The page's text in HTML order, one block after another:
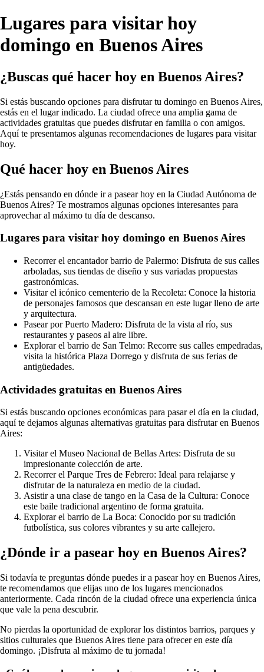
Lugares para visitar hoy
domingo en Buenos Aires
¿Buscas qué hacer hoy en Buenos Aires?
Si estás buscando opciones para disfrutar tu domingo en Buenos Aires,
estás en el lugar indicado. La ciudad ofrece una amplia gama de
actividades gratuitas que puedes disfrutar en familia o con amigos.
Aquí te presentamos algunas recomendaciones de lugares para visitar
hoy.
Qué hacer hoy en Buenos Aires
¿Estás pensando en dónde ir a pasear hoy en la Ciudad Autónoma de
Buenos Aires? Te mostramos algunas opciones interesantes para
aprovechar al máximo tu día de descanso.
Lugares para visitar hoy domingo en Buenos Aires
Recorrer el encantador barrio de Palermo: Disfruta de sus calles
arboladas, sus tiendas de diseño y sus variadas propuestas
gastronómicas.
Visitar el icónico cementerio de la Recoleta: Conoce la historia
de personajes famosos que descansan en este lugar lleno de arte
y arquitectura.
Pasear por Puerto Madero: Disfruta de la vista al río, sus
restaurantes y paseos al aire libre.
Explorar el barrio de San Telmo: Recorre sus calles empedradas,
visita la histórica Plaza Dorrego y disfruta de sus ferias de
antigüedades.
Actividades gratuitas en Buenos Aires
Si estás buscando opciones económicas para pasar el día en la ciudad,
aquí te dejamos algunas alternativas gratuitas para disfrutar en Buenos
Aires:
Visitar el Museo Nacional de Bellas Artes: Disfruta de su
impresionante colección de arte.
Recorrer el Parque Tres de Febrero: Ideal para relajarse y
disfrutar de la naturaleza en medio de la ciudad.
Asistir a una clase de tango en la Casa de la Cultura: Conoce
este baile tradicional argentino de forma gratuita.
Explorar el barrio de La Boca: Conocido por su tradición
futbolística, sus colores vibrantes y su arte callejero.
¿Dónde ir a pasear hoy en Buenos Aires?
Si todavía te preguntas dónde puedes ir a pasear hoy en Buenos Aires,
te recomendamos que elijas uno de los lugares mencionados
anteriormente. Cada rincón de la ciudad ofrece una experiencia única
que vale la pena descubrir.
No pierdas la oportunidad de explorar los distintos barrios, parques y
sitios culturales que Buenos Aires tiene para ofrecer en este día
domingo. ¡Disfruta al máximo de tu jornada!